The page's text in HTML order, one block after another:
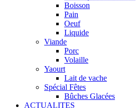
Boisson
Pain
Oeuf
Liquide
Viande
Porc
Volaille
Yaourt
Lait de vache
Spécial Fêtes
Bûches Glacées
ACTUALITES